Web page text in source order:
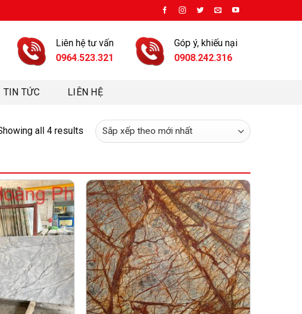
Liên hệ tư vấn
0964.523.321
Góp ý, khiếu nại
0908.242.316
TIN TỨC LIÊN HỆ
all 4 results